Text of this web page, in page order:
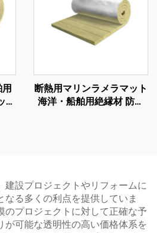
ト
断熱用マリンラメラマット
海洋・船舶用絶縁材 防火
建設プロジェクトやリフォームに
なる多くの利点を提供していま
のプロジェクトに対して正確な予
が可能な透明性の高い価格体系を